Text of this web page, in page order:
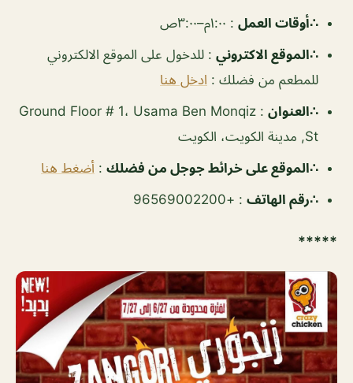
‏∴أوقات العمل : ١:٠٠م–٣:٠٠ص
∴الموقع الاكتروني : للدخول على الموقع الالكتروني
للمطعم من فضلك : ادخل هنا
∴العنوان
: Ground Floor # 1، Usama Ben Monqiz
St, مدينة الكويت، الكويت
∴الموقع على خرائط جوجل من فضلك : أضغط هنا
∴رقم الهاتف : +96569002200
*****